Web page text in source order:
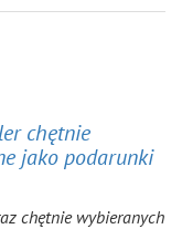
chętnie
jako podarunki
chętnie wybieranych